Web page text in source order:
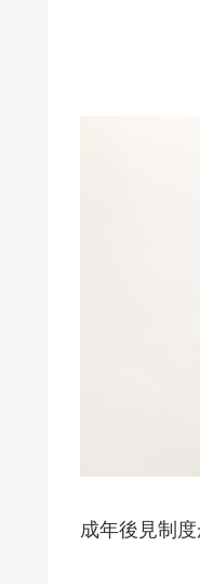
成年後見制